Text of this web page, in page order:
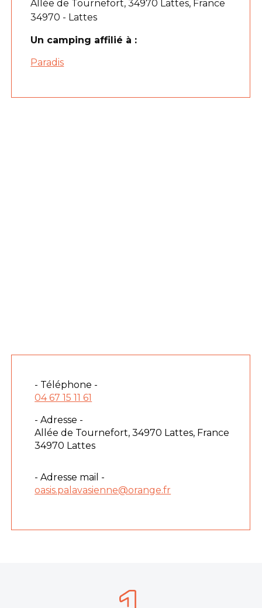
Allée de Tournefort, 34970 Lattes, France
34970 - Lattes
Un camping affilié à :
Paradis
- Téléphone -
04 67 15 11 61
- Adresse -
Allée de Tournefort, 34970 Lattes, France
34970 Lattes
- Adresse mail -
oasis.palavasienne@orange.fr